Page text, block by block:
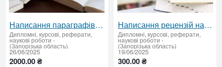
Написання параграфів дипломних робіт. Чітка аргументація, коректне цитування та оформлення
Дипломні, курсові, реферати,
наукові роботи -
(Запорізька область)
26/06/2025
2000.00 ₴
Написання рецензій на ВКР. Об'єктивна оцінка роботи перед захистом
Дипломні, курсові, реферати,
наукові роботи -
(Запорізька область)
19/06/2025
300.00 ₴